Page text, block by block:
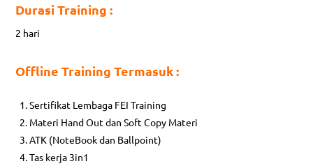
Durasi Training :
2 hari
Offline Training Termasuk :
Sertifikat Lembaga FEI Training
Materi Hand Out dan Soft Copy Materi
ATK (NoteBook dan Ballpoint)
Tas kerja 3in1